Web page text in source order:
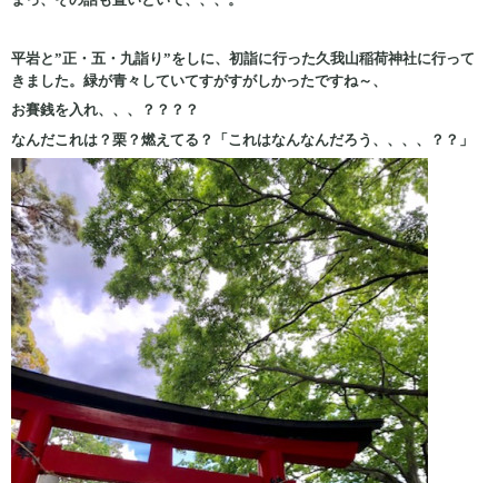
平岩と”正・五・九詣り”をしに、初詣に行った久我山稲荷神社に行って
きました。緑が青々していてすがすがしかったですね～、
お賽銭を入れ、、、？？？？
なんだこれは？栗？燃えてる？「これはなんなんだろう、、、、？？」